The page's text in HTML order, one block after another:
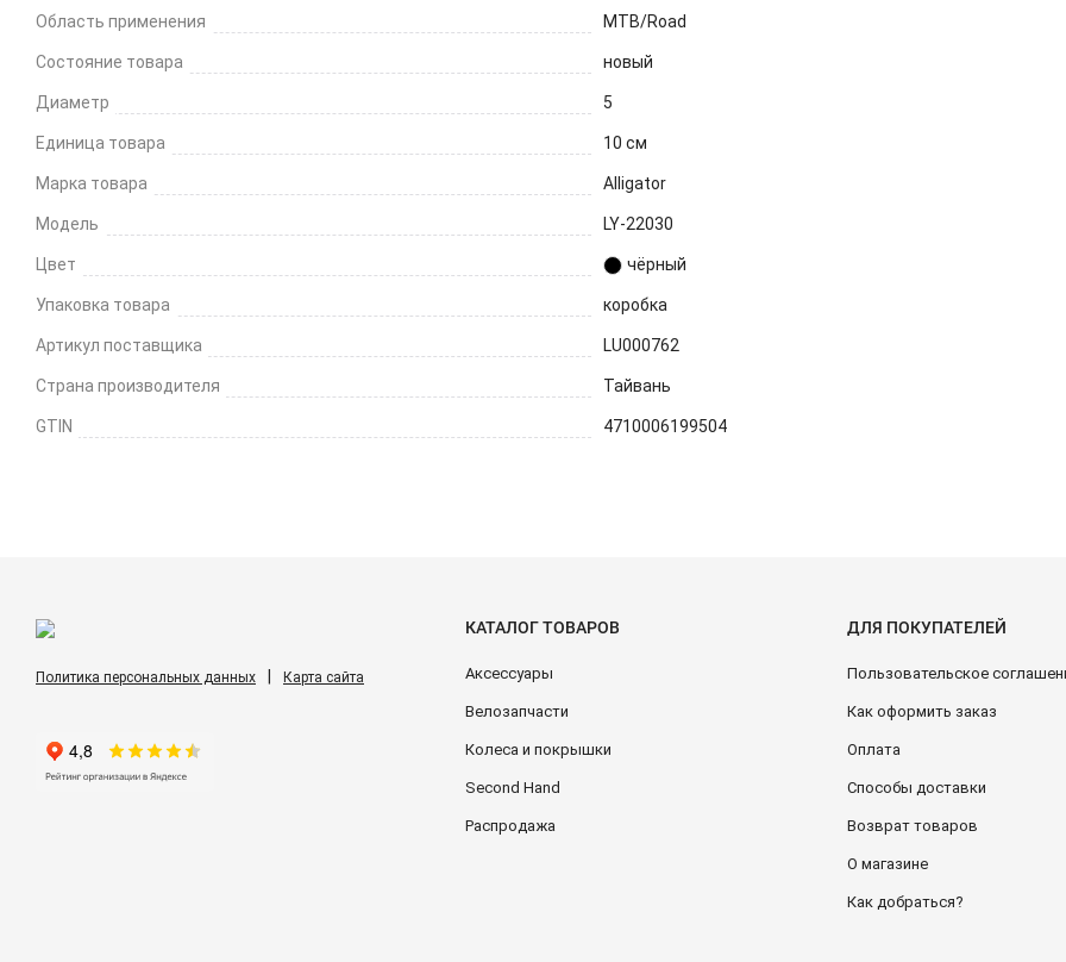
Область применения MTB/Road
Состояние товара новый
Диаметр 5
Единица товара 10 см
Марка товара Alligator
Модель LY-22030
Цвет чёрный
Упаковка товара коробка
Артикул поставщика LU000762
Страна производителя Тайвань
GTIN 4710006199504
Политика персональных данных Карта сайта
КАТАЛОГ ТОВАРОВ
Аксессуары
Велозапчасти
Колеса и покрышки
Second Hand
Распродажа
ДЛЯ ПОКУПАТЕЛЕЙ
Пользовательское
Как оформить заказ
Оплата
Способы доставки
Возврат товаров
О магазине
Как добраться?